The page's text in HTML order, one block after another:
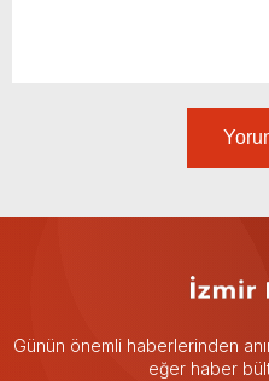
Günün önemli haberlerinden
eğer haber